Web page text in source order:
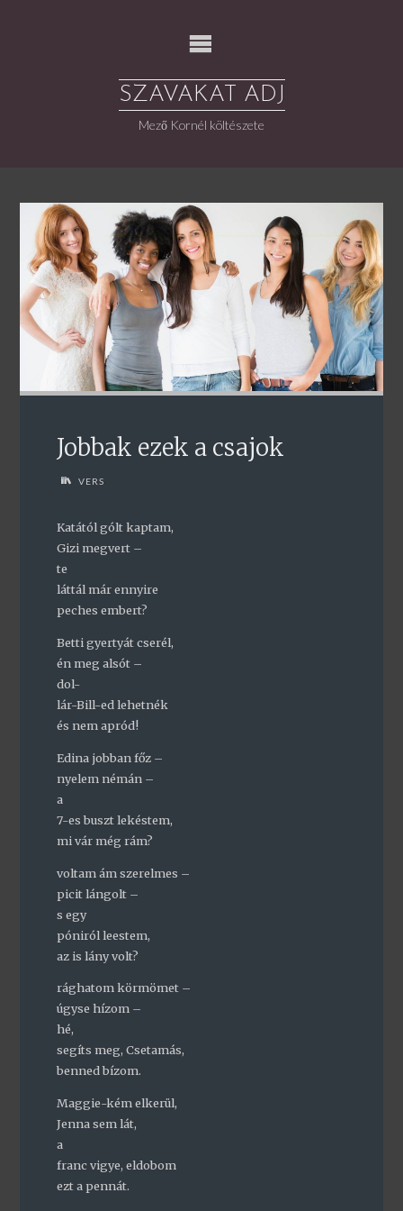
SZAVAKAT ADJ
Mező Kornél költészete
Jobbak ezek a csajok
VERS
Katától gólt kaptam,
Gizi megvert –
te
láttál már ennyire
peches embert?
Betti gyertyát cserél,
én meg alsót –
dol-
lár-Bill-ed lehetnék
és nem apród!
Edina jobban főz –
nyelem némán –
a
7-es buszt lekéstem,
mi vár még rám?
voltam ám szerelmes –
picit lángolt –
s egy
póniról leestem,
az is lány volt?
rághatom körmömet –
úgyse hízom –
hé,
segíts meg, Csetamás,
benned bízom.
Maggie-kém elkerül,
Jenna sem lát,
a
franc vigye, eldobom
ezt a pennát.